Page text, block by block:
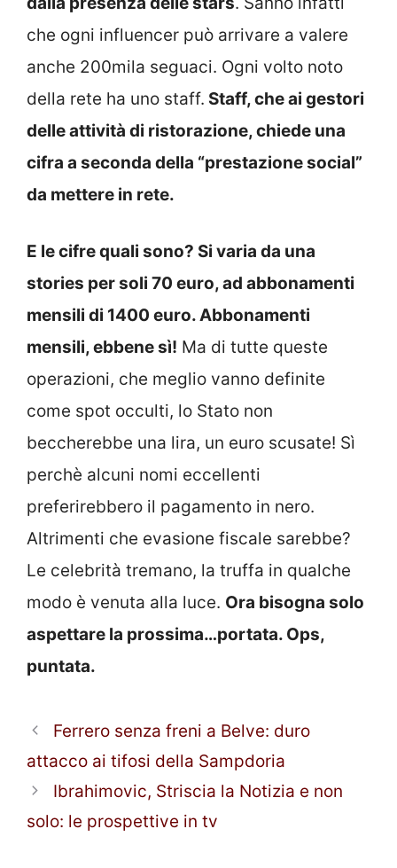
che ogni influencer può arrivare a valere
anche 200mila seguaci. Ogni volto noto
della rete ha uno staff. Staff, che ai gestori
delle attività di ristorazione, chiede una
cifra a seconda della “prestazione social”
da mettere in rete.
E le cifre quali sono? Si varia da una
stories per soli 70 euro, ad abbonamenti
mensili di 1400 euro. Abbonamenti
mensili, ebbene sì! Ma di tutte queste
operazioni, che meglio vanno definite
come spot occulti, lo Stato non
beccherebbe una lira, un euro scusate! Sì
perchè alcuni nomi eccellenti
preferirebbero il pagamento in nero.
Altrimenti che evasione fiscale sarebbe?
Le celebrità tremano, la truffa in qualche
modo è venuta alla luce. Ora bisogna solo
aspettare la prossima…portata. Ops,
puntata.
Ferrero senza freni a Belve: duro
attacco ai tifosi della Sampdoria
Ibrahimovic, Striscia la Notizia e non
solo: le prospettive in tv